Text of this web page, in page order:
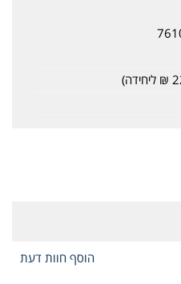
הוסף חוות דעת